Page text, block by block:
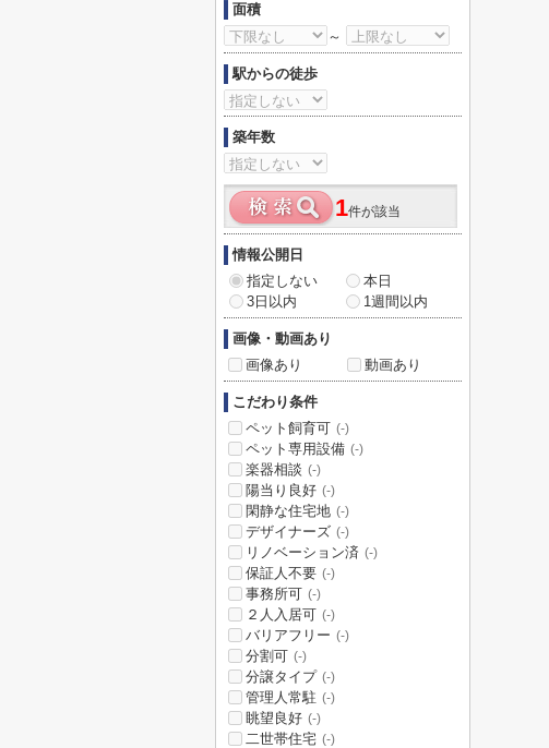
面積
～
駅からの徒歩
築年数
1件が該当
情報公開日
指定しない
本日
3日以内
1週間以内
画像・動画あり
画像あり
動画あり
こだわり条件
ペット飼育可 (-)
ペット専用設備 (-)
楽器相談 (-)
陽当り良好 (-)
閑静な住宅地 (-)
デザイナーズ (-)
リノベーション済 (-)
保証人不要 (-)
事務所可 (-)
２人入居可 (-)
バリアフリー (-)
分割可 (-)
分譲タイプ (-)
管理人常駐 (-)
眺望良好 (-)
二世帯住宅 (-)